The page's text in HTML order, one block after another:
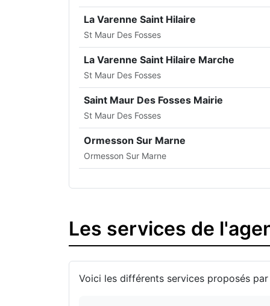
La Varenne Saint Hilaire
St Maur Des Fosses
La Varenne Saint Hilaire Marche
St Maur Des Fosses
Saint Maur Des Fosses Mairie
St Maur Des Fosses
Ormesson Sur Marne
Ormesson Sur Marne
Les services de
Voici les différents services proposés